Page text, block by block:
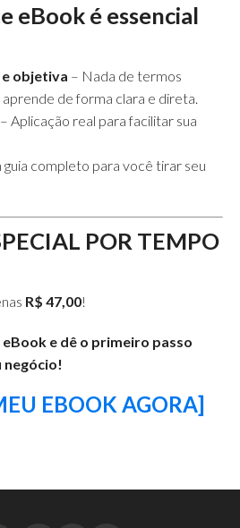
eBook é essencial
e objetiva – Nada de termos
de forma clara e direta.
– Aplicação real para facilitar sua
guia completo para você tirar seu
POR TEMPO
R$ 47,00!
e dê o primeiro passo
negócio!
EBOOK AGORA]